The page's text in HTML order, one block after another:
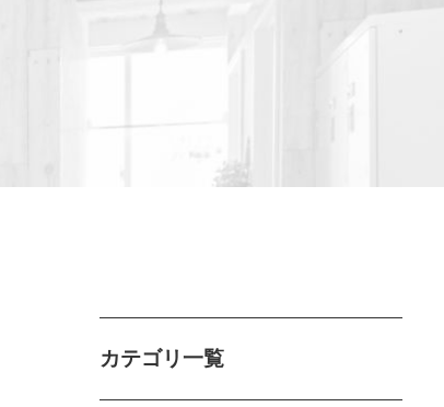
カテゴリ一覧